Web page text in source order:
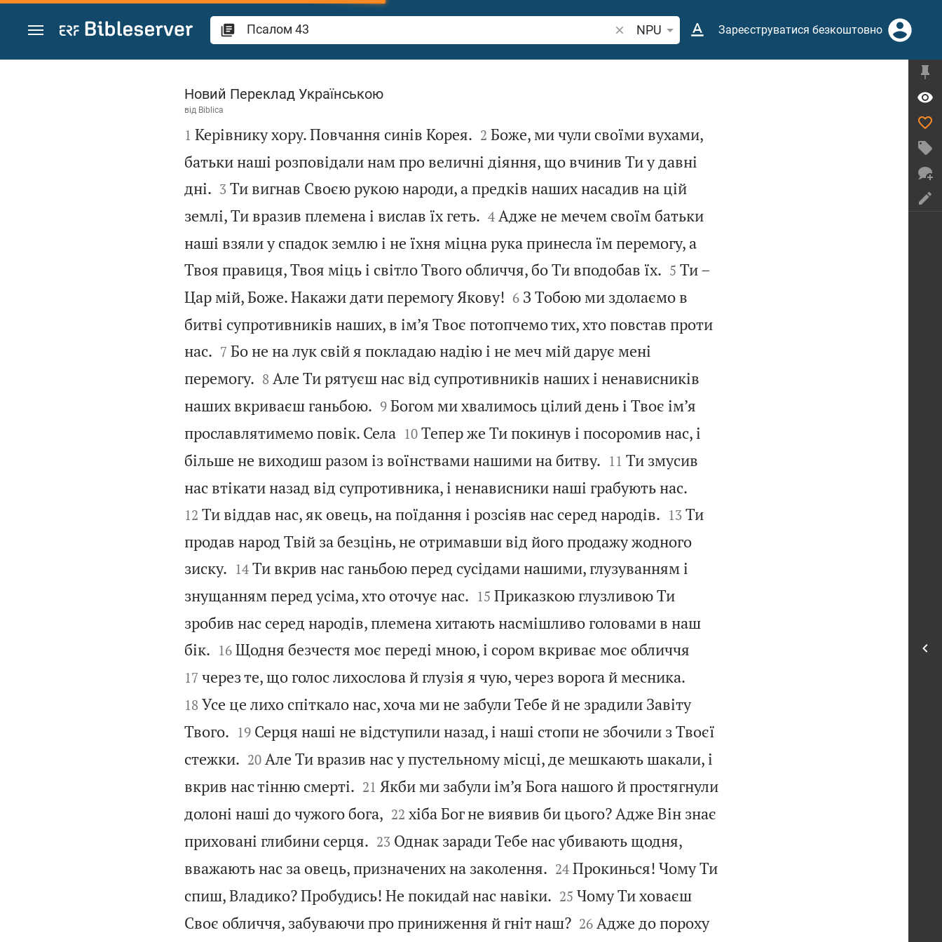
Перейти до вмісту
Шукати біблійний вірш або слово
NPU Зареєструватися безкоштовно
Псалом 43
Новий Переклад Українською
від Biblica

1 Керівнику хору. Повчання синів Корея.
2 Боже, ми чули своїми вухами,
батьки наші розповідали нам про величні діяння, що вчинив Ти у давні
дні.
3 Ти вигнав Своєю рукою народи, а предків наших насадив на цій
землі, Ти вразив племена і вислав їх геть.
4 Адже не мечем своїм батьки
наші взяли у спадок землю і не їхня міцна рука принесла їм перемогу, а
Твоя правиця, Твоя міць і світло Твого обличчя, бо Ти вподобав їх.
5 Ти –
Цар мій, Боже. Накажи дати перемогу Якову!
6 З Тобою ми здолаємо в
битві супротивників наших, в ім’я Твоє потопчемо тих, хто повстав проти
нас.
7 Бо не на лук свій я покладаю надію і не меч мій дарує мені
перемогу.
8 Але Ти рятуєш нас від супротивників наших і ненависників
наших вкриваєш ганьбою.
9 Богом ми хвалимось цілий день і Твоє ім’я
прославлятимемо повік. Села
10 Тепер же Ти покинув і посоромив нас, і
більше не виходиш разом із воїнствами нашими на битву.
11 Ти змусив
нас втікати назад від супротивника, і ненависники наші грабують нас.
12 Ти віддав нас, як овець, на поїдання і розсіяв нас серед народів.
13 Ти
продав народ Твій за безцінь, не отримавши від його продажу жодного
зиску.
14 Ти вкрив нас ганьбою перед сусідами нашими, глузуванням і
знущанням перед усіма, хто оточує нас.
15 Приказкою глузливою Ти
зробив нас серед народів, племена хитають насмішливо головами в наш
бік.
16 Щодня безчестя моє переді мною, і сором вкриває моє обличчя
17 через те, що голос лихослова й глузія я чую, через ворога й месника.
18 Усе це лихо спіткало нас, хоча ми не забули Тебе й не зрадили Завіту
Твого.
19 Серця наші не відступили назад, і наші стопи не збочили з Твоєї
стежки.
20 Але Ти вразив нас у пустельному місці, де мешкають шакали, і
вкрив нас тінню смерті.
21 Якби ми забули ім’я Бога нашого й простягнули
долоні наші до чужого бога,
22 хіба Бог не виявив би цього? Адже Він знає
приховані глибини серця.
23 Однак заради Тебе нас убивають щодня,
вважають нас за овець, призначених на заколення.
24 Прокинься! Чому Ти
спиш, Владико? Пробудись! Не покидай нас навіки.
25 Чому Ти ховаєш
Своє обличчя, забуваючи про приниження й гніт наш?
26 Адже до пороху